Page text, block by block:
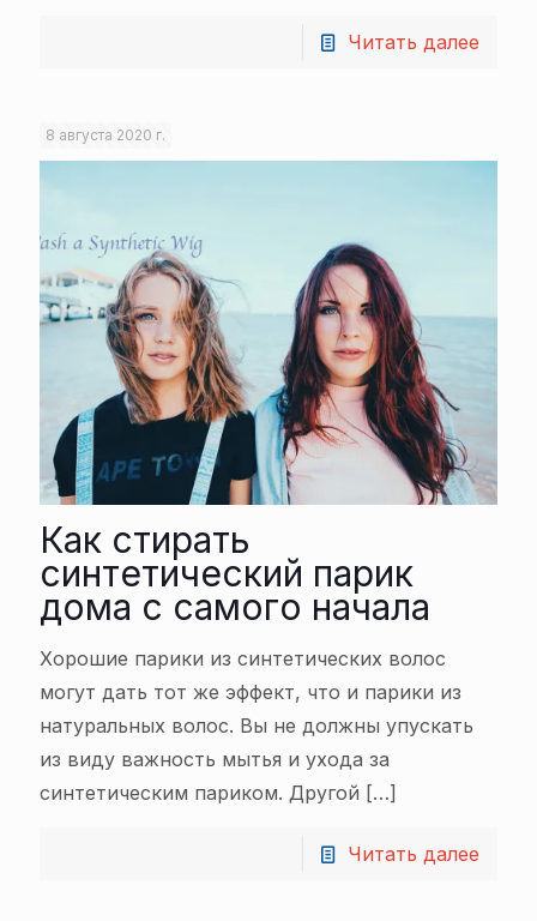
Читать далее
8 августа 2020 г.
Как стирать
синтетический парик
дома с самого начала
Хорошие парики из синтетических волос
могут дать тот же эффект, что и парики из
натуральных волос. Вы не должны упускать
из виду важность мытья и ухода за
синтетическим париком. Другой […]
Читать далее